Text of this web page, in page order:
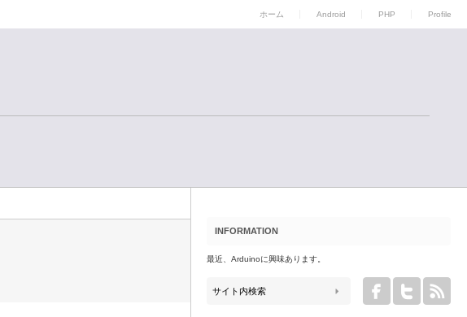
ホーム Android PHP Profile
INFORMATION
最近、Arduinoに興味あります。